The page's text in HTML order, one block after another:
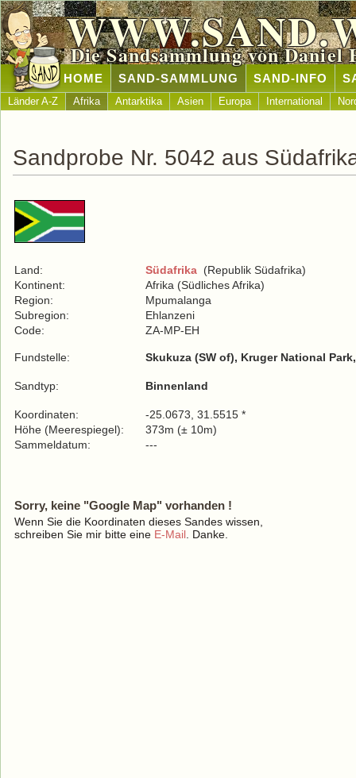
Die Sandsammlung von Daniel
HOME SAND-SAMMLUNG SAND-INFO
Länder A-Z Afrika Antarktika Asien Europa International
Sandprobe Nr. 5042 aus
Land: Südafrika (Republik Südafrika)
Kontinent:
Afrika (Südliches Afrika)
Region:
Mpumalanga
Subregion:
Ehlanzeni
Code:
ZA-MP-EH
Fundstelle: Skukuza (SW of), Kruger National
Sandtyp: Binnenland
Koordinaten:
-25.0673, 31.5515 *
Höhe (Meerespiegel):
373m (± 10m)
Sammeldatum:
---
Sorry, keine "Google Map" vorhanden !
Wenn Sie die Koordinaten dieses Sandes wissen,
schreiben Sie mir bitte eine E-Mail . Danke.